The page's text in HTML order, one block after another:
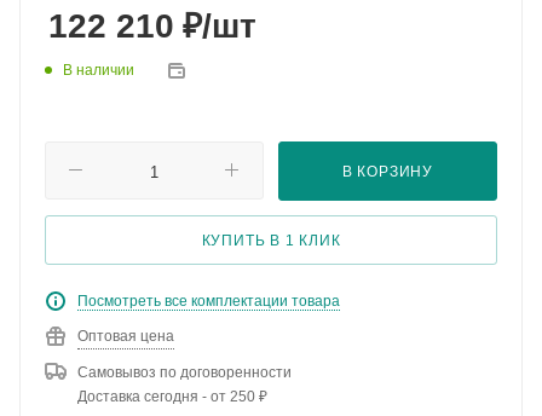
122 210 ₽/шт
В наличии
В КОРЗИНУ
КУПИТЬ В 1 КЛИК
Посмотреть все комплектации товара
Оптовая цена
Самовывоз по договоренности
Доставка сегодня - от 250 ₽